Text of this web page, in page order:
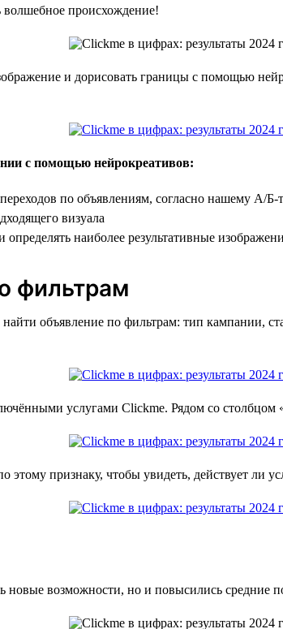
происхождение!
и дорисовать границы с помощью
с помощью нейрокреативов:
по объявлениям, согласно нашему А/Б-
визуала
наиболее результативные
фильтрам
объявление по фильтрам: тип кампании,
услугами Clickme. Рядом со столбцом
этому признаку, чтобы увидеть, действует ли
новые возможности, но и повысились средние